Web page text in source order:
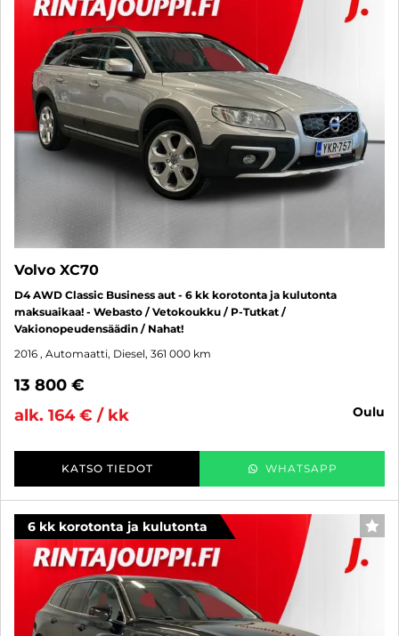
Volvo XC70
D4 AWD Classic Business aut - 6 kk korotonta ja kulutonta
maksuaikaa! - Webasto / Vetokoukku / P-Tutkat /
Vakionopeudensäädin / Nahat!
2016 , Automaatti, Diesel, 361 000 km
13 800 €
alk. 164 € / kk
oulu
KATSO TIEDOT WHATSAPP
6 kk korotonta ja kulutonta